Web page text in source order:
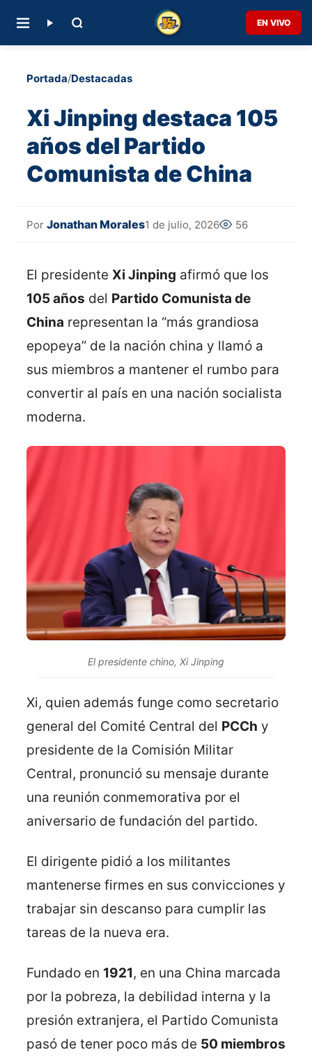
EN VIVO
Portada/Destacadas
Xi Jinping destaca 105
años del Partido
Comunista de China
Por Jonathan Morales1 de julio, 2026 56
El presidente Xi Jinping afirmó que los
105 años del Partido Comunista de
China representan la “más grandiosa
epopeya” de la nación china y llamó a
sus miembros a mantener el rumbo para
convertir al país en una nación socialista
moderna.
El presidente chino, Xi Jinping
Xi, quien además funge como secretario
general del Comité Central del PCCh y
presidente de la Comisión Militar
Central, pronunció su mensaje durante
una reunión conmemorativa por el
aniversario de fundación del partido.
El dirigente pidió a los militantes
mantenerse firmes en sus convicciones y
trabajar sin descanso para cumplir las
tareas de la nueva era.
Fundado en 1921, en una China marcada
por la pobreza, la debilidad interna y la
presión extranjera, el Partido Comunista
pasó de tener poco más de 50 miembros